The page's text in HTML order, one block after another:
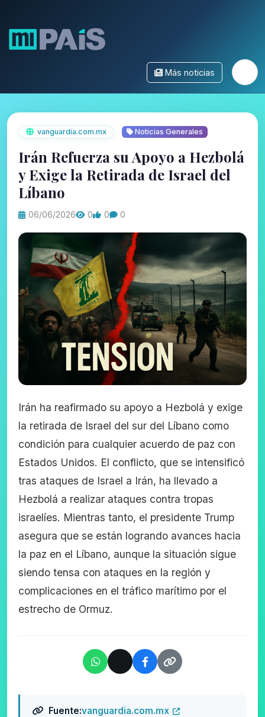
Más noticias
vanguardia.com.mx Noticias Generales
Irán Refuerza su Apoyo a Hezbolá
y Exige la Retirada de Israel del
Líbano
06/06/2026 0 0 0
Irán ha reafirmado su apoyo a Hezbolá y exige
la retirada de Israel del sur del Líbano como
condición para cualquier acuerdo de paz con
Estados Unidos. El conflicto, que se intensificó
tras ataques de Israel a Irán, ha llevado a
Hezbolá a realizar ataques contra tropas
israelíes. Mientras tanto, el presidente Trump
asegura que se están logrando avances hacia
la paz en el Líbano, aunque la situación sigue
siendo tensa con ataques en la región y
complicaciones en el tráfico marítimo por el
estrecho de Ormuz.
Fuente:vanguardia.com.mx